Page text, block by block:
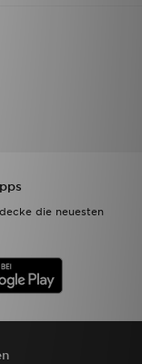
die neuesten